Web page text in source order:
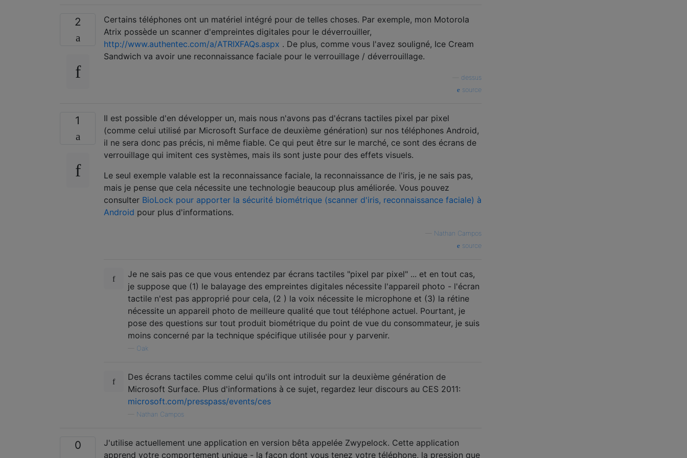
2
Certains téléphones ont un matériel intégré pour de telles choses. Par exemple, mon Motorola
Atrix possède un scanner d'empreintes digitales pour le déverrouiller,
http://www.authentec.com/a/ATRIXFAQs.aspx . De plus, comme vous l'avez souligné, Ice Cream
Sandwich va avoir une reconnaissance faciale pour le verrouillage / déverrouillage.
dessus
source
1
Il est possible d'en développer un, mais nous n'avons pas d'écrans tactiles pixel par pixel
(comme celui utilisé par Microsoft Surface de deuxième génération) sur nos téléphones Android,
il ne sera donc pas précis, ni même fiable. Ce qui peut être sur le marché, ce sont des écrans de
verrouillage qui imitent ces systèmes, mais ils sont juste pour des effets visuels.
Le seul exemple valable est la reconnaissance faciale, la reconnaissance de l'iris, je ne sais pas,
mais je pense que cela nécessite une technologie beaucoup plus améliorée. Vous pouvez
consulter BioLock pour apporter la sécurité biométrique (scanner d'iris, reconnaissance faciale) à
Android pour plus d'informations.
Nathan Campos
source
Je ne sais pas ce que vous entendez par écrans tactiles "pixel par pixel" ... et en tout cas,
je suppose que (1) le balayage des empreintes digitales nécessite l'appareil photo - l'écran
tactile n'est pas approprié pour cela, (2 ) la voix nécessite le microphone et (3) la rétine
nécessite un appareil photo de meilleure qualité que tout téléphone actuel. Pourtant, je
pose des questions sur tout produit biométrique du point de vue du consommateur, je suis
moins concerné par la technique spécifique utilisée pour y parvenir.
Oak
Des écrans tactiles comme celui qu'ils ont introduit sur la deuxième génération de
Microsoft Surface. Plus d'informations à ce sujet, regardez leur discours au CES 2011:
microsoft.com/presspass/events/ces
Nathan Campos
0
J'utilise actuellement une application en version bêta appelée Zwypelock. Cette application
apprend votre comportement unique - la façon dont vous tenez votre téléphone, la pression que